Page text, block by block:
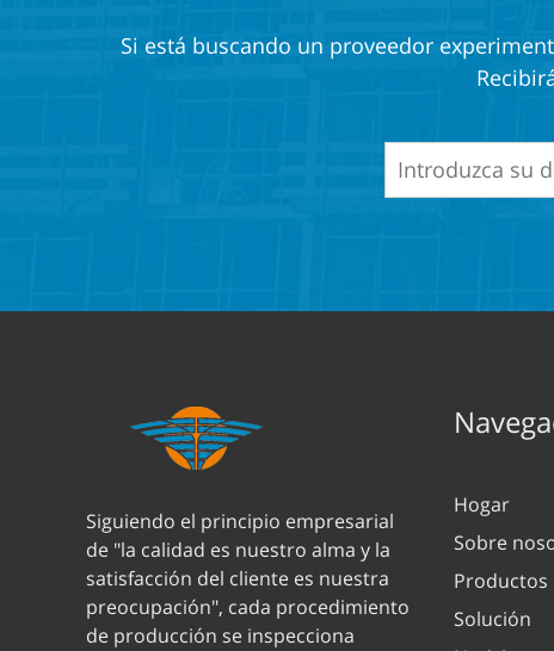
Si está buscando un proveedor
Siguiendo el principio empresarial
de "la calidad es nuestro alma y la
satisfacción del cliente es nuestra
preocupación", cada procedimiento
de producción se inspecciona
Hogar
Sobre
Productos
Solución